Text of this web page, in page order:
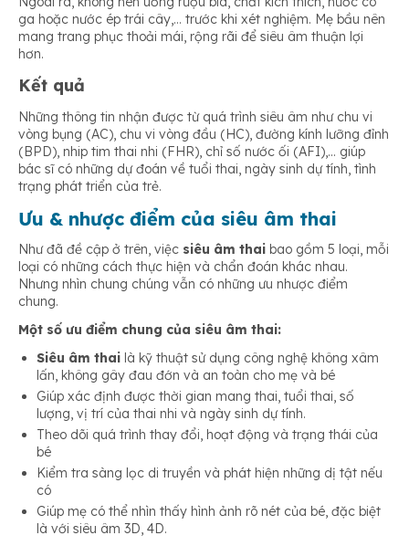
ga hoặc nước ép trái cây,… trước khi xét nghiệm. Mẹ bầu nên
mang trang phục thoải mái, rộng rãi để siêu âm thuận lợi
hơn.
Kết quả
Những thông tin nhận được từ quá trình siêu âm như chu vi
vòng bụng (AC), chu vi vòng đầu (HC), đường kính lưỡng đỉnh
(BPD), nhip tim thai nhi (FHR), chỉ số nước ối (AFI),… giúp
bác sĩ có những dự đoán về tuổi thai, ngày sinh dự tính, tình
trạng phát triển của trẻ.
Ưu & nhược điểm của siêu âm thai
Như đã đề cập ở trên, việc siêu âm thai bao gồm 5 loại, mỗi
loại có những cách thực hiện và chẩn đoán khác nhau.
Nhưng nhìn chung chúng vẫn có những ưu nhược điểm
chung.
Một số ưu điểm chung của siêu âm thai:
Siêu âm thai là kỹ thuật sử dụng công nghệ không xâm
lấn, không gây đau đớn và an toàn cho mẹ và bé
Giúp xác định được thời gian mang thai, tuổi thai, số
lượng, vị trí của thai nhi và ngày sinh dự tính.
Theo dõi quá trình thay đổi, hoạt động và trạng thái của
bé
Kiểm tra sàng lọc di truyền và phát hiện những dị tật nếu
có
Giúp mẹ có thể nhìn thấy hình ảnh rõ nét của bé, đặc biệt
là với siêu âm 3D, 4D.